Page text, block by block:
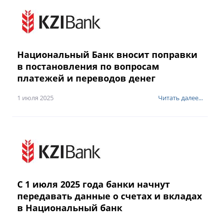
Национальный Банк вносит поправки
в постановления по вопросам
платежей и переводов денег
1 июля 2025 Читать далее...
С 1 июля 2025 года банки начнут
передавать данные о счетах и вкладах
в Национальный банк